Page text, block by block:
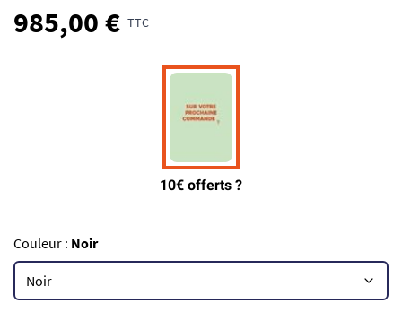
985,00 € TTC
Couleur : Noir